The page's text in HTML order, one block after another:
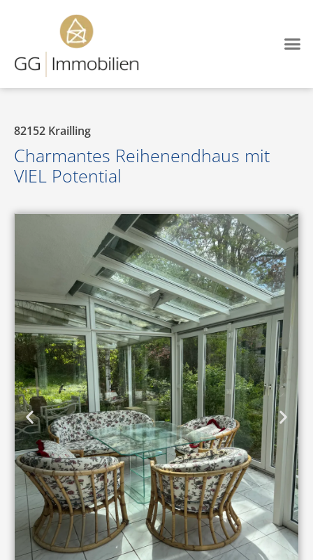
82152 Krailling
Charmantes Reihenendhaus mit
VIEL Potential